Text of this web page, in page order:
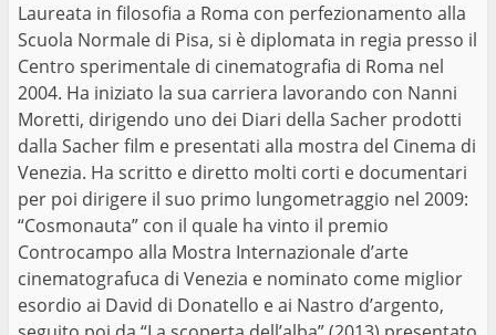
Laureata in filosofia a Roma con perfezionamento alla
Scuola Normale di Pisa, si è diplomata in regia presso il
Centro sperimentale di cinematografia di Roma nel
2004. Ha iniziato la sua carriera lavorando con Nanni
Moretti, dirigendo uno dei Diari della Sacher prodotti
dalla Sacher film e presentati alla mostra del Cinema di
Venezia. Ha scritto e diretto molti corti e documentari
per poi dirigere il suo primo lungometraggio nel 2009:
“Cosmonauta” con il quale ha vinto il premio
Controcampo alla Mostra Internazionale d’arte
cinematografuca di Venezia e nominato come miglior
esordio ai David di Donatello e ai Nastro d’argento,